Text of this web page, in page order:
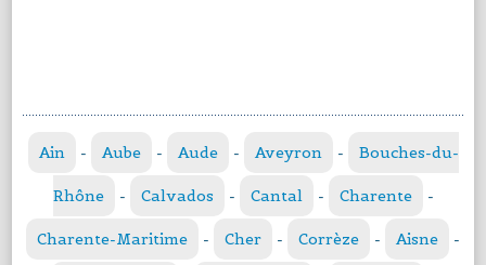
Ain - Aube - Aude - Aveyron - Bouches-du-
Rhône - Calvados - Cantal - Charente -
Charente-Maritime - Cher - Corrèze - Aisne -